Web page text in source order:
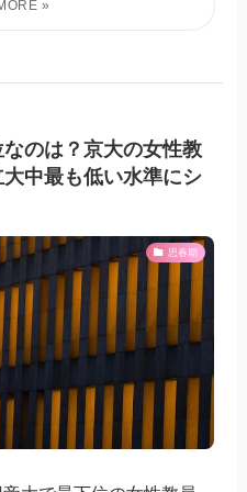
なのは？京大の女性教
中最も低い水準にシ
思春期